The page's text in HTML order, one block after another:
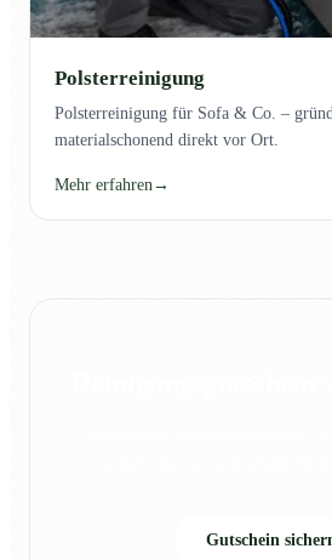
Polsterreinigung
Polsterreinigung für Sofa & Co. –
materialschonend direkt vor Ort.
Mehr erfahren→
Gutschein